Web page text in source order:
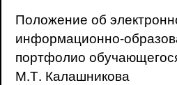
Положение об
информационно-
портфолио
М.Т. Калашникова